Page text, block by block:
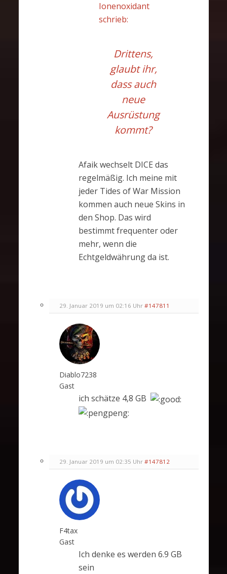
Ionenoxidant
schrieb:
Drittens,
glaubt ihr,
dass auch
neue
Ausrüstung
kommt?
Afaik wechselt DICE das
regelmäßig. Ich meine mit
jeder Tides of War Mission
kommen auch neue Skins in
den Shop. Das wird
bestimmt frequenter oder
mehr, wenn die
Echtgeldwährung da ist.
29. Januar 2019 um 02:16 Uhr #147811
Diablo7238
Gast
ich schätze 4,8 GB
29. Januar 2019 um 02:35 Uhr #147812
F4tax
Gast
Ich denke es werden 6.9 GB
sein